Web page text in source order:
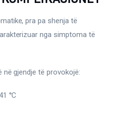
pra pa shenja të
nga simptoma të
në gjendje të provokojë:
°C